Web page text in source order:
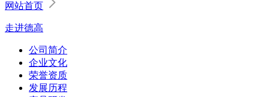
网站首页
走进德高
公司简介
企业文化
荣誉资质
发展历程